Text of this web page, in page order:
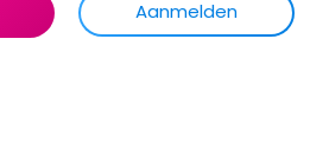
Aanmelden